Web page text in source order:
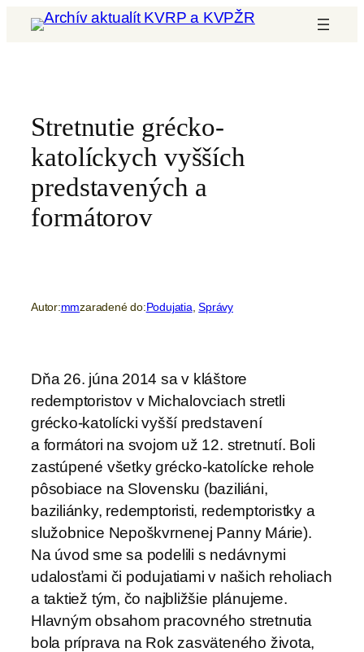
Prejsť
Stretnutie grécko-
katolíckych vyšších
predstavených a
formátorov
Autor:mmzaradené do:Podujatia , Správy
Dňa 26. júna 2014 sa v kláštore
redemptoristov v Michalovciach stretli
grécko-katolícki vyšší predstavení
a formátori na svojom už 12. stretnutí. Boli
zastúpené všetky grécko-katolícke rehole
pôsobiace na Slovensku (baziliáni,
baziliánky, redemptoristi, redemptoristky a
služobnice Nepoškvrnenej Panny Márie).
Na úvod sme sa podelili s nedávnymi
udalosťami či podujatiami v našich reholiach
a taktiež tým, čo najbližšie plánujeme.
Hlavným obsahom pracovného stretnutia
bola príprava na Rok zasväteného života,